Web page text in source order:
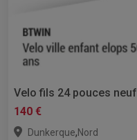
Velo fils 24 pouces neuf
140 €
Dunkerque,Nord